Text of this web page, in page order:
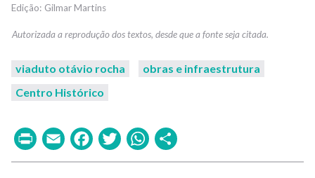
Gilmar Martins
viaduto otávio rocha
obras e infraestrutura
Centro Histórico
PrintEmailFacebook
TwitterWhatsApp